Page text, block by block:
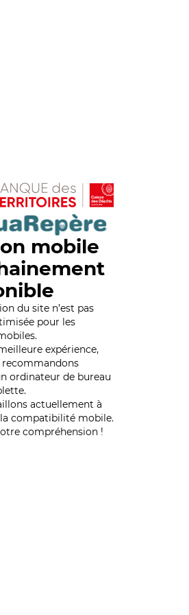
mobile
du site n’est pas
pour les
expérience,
recommandons
ordinateur de bureau
actuellement à
compatibilité mobile.
compréhension !